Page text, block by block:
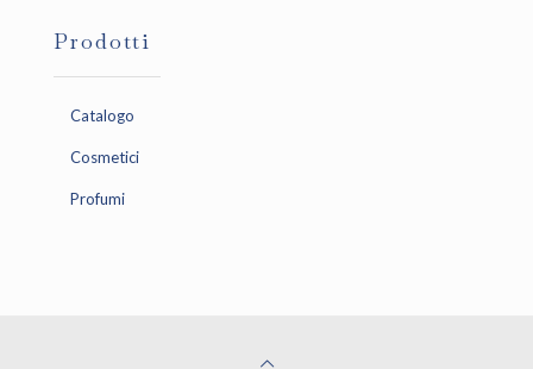
Prodotti
Catalogo
Cosmetici
Profumi